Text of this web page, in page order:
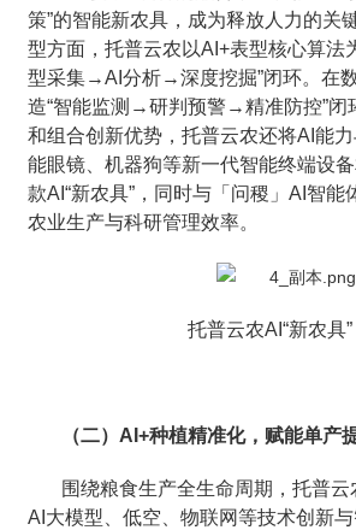
策”的智能新农具，成为释放人力的关
型方面，托普云农以AI+表型核心算法
型采集→AI分析→深度挖掘”闭环。在
造“智能监测→研判预警→精准防控”闭
和组合创新优势，托普云农还将AI能
能眼镜、机器狗等新一代智能终端设
款AI“新农具”，同时与「问稷」AI智能
农业生产与科研管理效率。
托普云农AI“新农具”
（二）AI+种植精准化，赋能单产
围绕粮食生产全生命周期，托普云
AI大模型、低空、物联网等技术创新